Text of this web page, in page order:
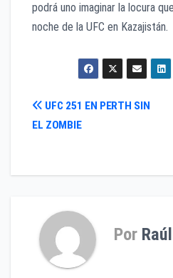
podrá uno imaginar la locura
noche de la UFC en Kazajistán.
Navegación
entradas
UFC 251 EN PERTH SIN
EL ZOMBIE
Por